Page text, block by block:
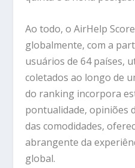
Ao todo, o AirHelp
globalmente, com a
usuários de 64 países,
coletados ao longo de
do ranking incorpora
pontualidade, opiniões
das comodidades,
abrangente da
global.